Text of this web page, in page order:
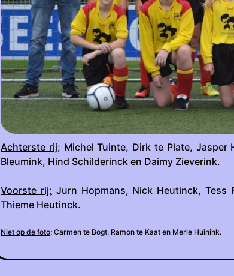
Achterste rij; Michel Tuinte, Dirk te Plate,
Bleumink, Hind Schilderinck en Daimy Zieverink.
Voorste rij; Jurn Hopmans, Nick Heutinck,
Thieme Heutinck.
Niet op de foto; Carmen te Bogt, Ramon te Kaat en Merle Huinink.